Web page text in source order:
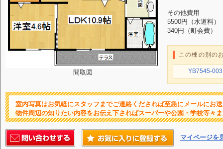
間取図
その他費用
5500円（水道料）
340円（町会費）
この棟の別の
YB7545-003
室内写真はお気軽にスタッフまでご連絡くだされば至急にメールにお
物件周辺の知りたい内容をお伝え下さればスーパーや公園・学校等々
マイページを